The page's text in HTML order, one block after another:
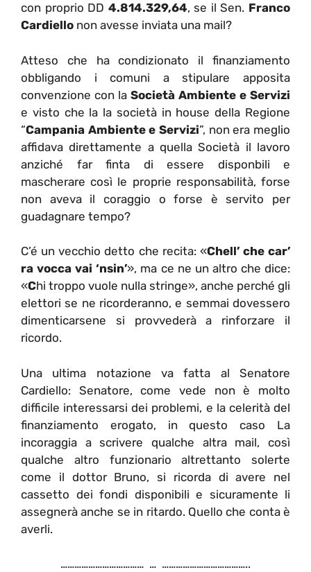
con proprio DD 4.814.329,64, se il Sen. Franco
Cardiello non avesse inviata una mail?
Atteso che ha condizionato il finanziamento
obbligando i comuni a stipulare apposita
convenzione con la Società Ambiente e Servizi
e visto che la la società in house della Regione
“Campania Ambiente e Servizi”, non era meglio
affidava direttamente a quella Società il lavoro
anziché far finta di essere disponbili e
mascherare così le proprie responsabilità, forse
non aveva il coraggio o forse è servito per
guadagnare tempo?
C’é un vecchio detto che recita: «Chell’ che car’
ra vocca vai ‘nsin’», ma ce ne un altro che dice:
«Chi troppo vuole nulla stringe», anche perché gli
elettori se ne ricorderanno, e semmai dovessero
dimenticarsene si provvederà a rinforzare il
ricordo.
Una ultima notazione va fatta al Senatore
Cardiello: Senatore, come vede non è molto
difficile interessarsi dei problemi, e la celerità del
finanziamento erogato, in questo caso La
incoraggia a scrivere qualche altra mail, così
qualche altro funzionario altrettanto solerte
come il dottor Bruno, si ricorda di avere nel
cassetto dei fondi disponibili e sicuramente li
assegnerà anche se in ritardo. Quello che conta è
averli.
……………………………… … ………………………………..